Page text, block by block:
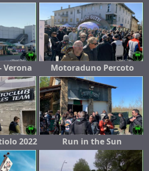
Verona Motoraduno Percoto
2022 Run in the Sun